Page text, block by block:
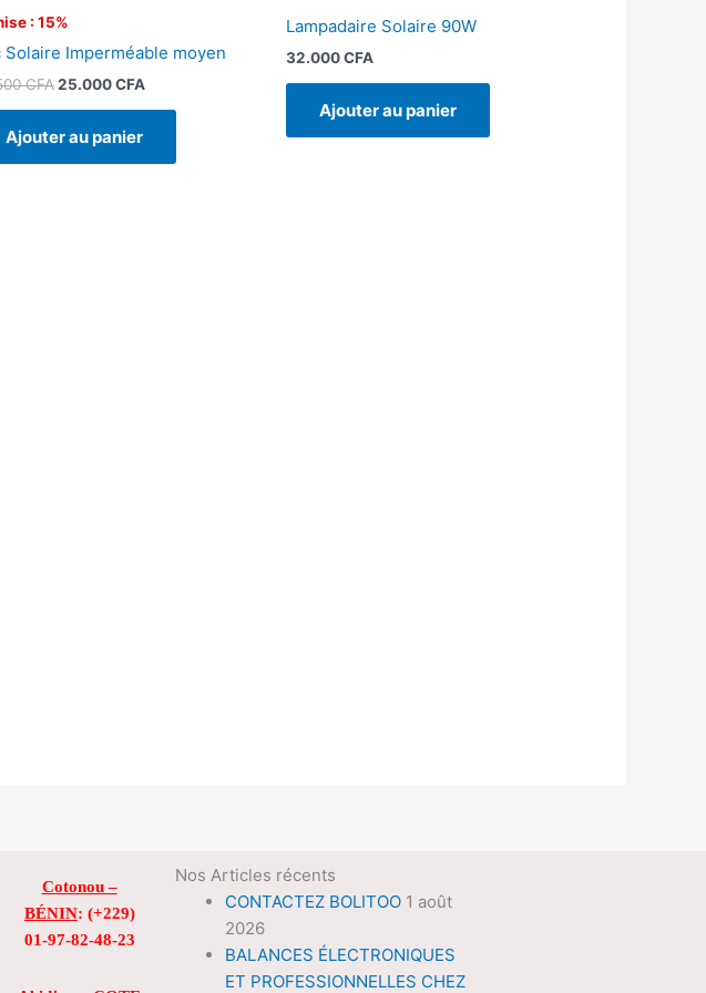
: 15%
Solaire Imperméable moyen
CFA25.000CFA
Ajouter au panier
Lampadaire Solaire 90W
32.000CFA
Ajouter au panier
Cotonou –
BÉNIN: (+229)
01-97-82-48-23
Nos Articles récents
CONTACTEZ BOLITOO 1 août
2026
BALANCES ÉLECTRONIQUES
ET PROFESSIONNELLES CHEZ